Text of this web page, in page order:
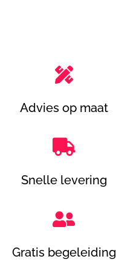

Advies op maat

Snelle levering

Gratis begeleiding